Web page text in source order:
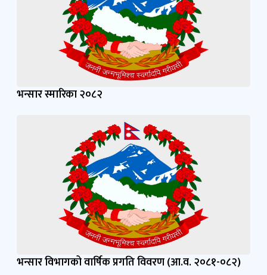
भन्सार स्मारिका २०८२
भन्सार विभागको वार्षिक प्रगति विवरण (आ.व. २०८१-०८२)